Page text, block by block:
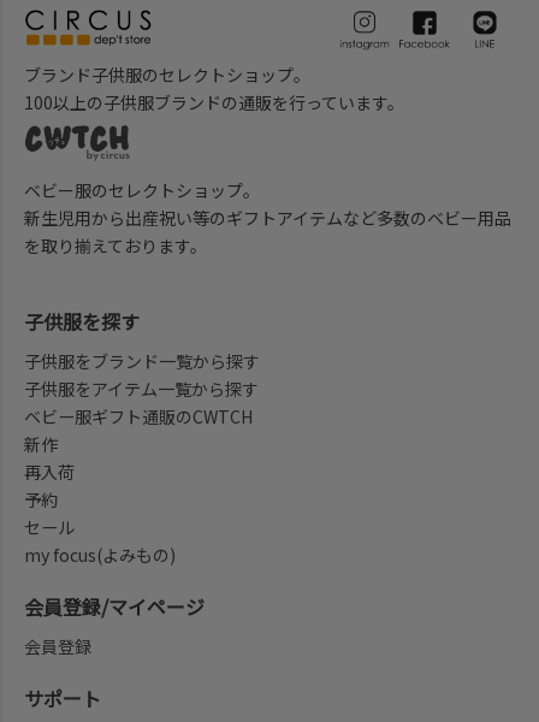
ブランド子供服のセレクトショップ。
100以上の子供服ブランドの通販を行っています。
ベビー服のセレクトショップ。
新生児用から出産祝い等のギフトアイテムなど多数のベビー用品
を取り揃えております。
子供服を探す
子供服をブランド一覧から探す
子供服をアイテム一覧から探す
ベビー服ギフト通販のCWTCH
新作
再入荷
予約
セール
my focus(よみもの)
会員登録/マイページ
会員登録
サポート